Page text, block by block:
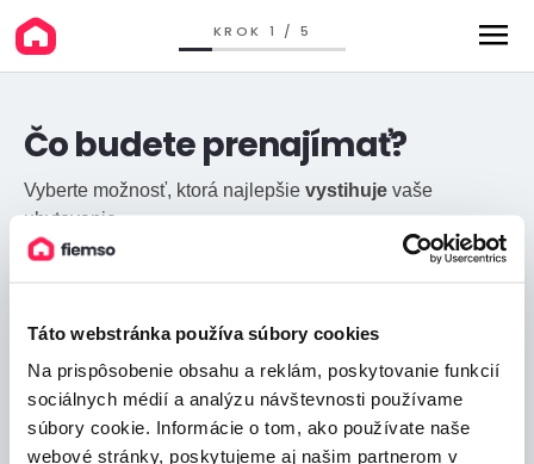
Táto webstránka používa súbory cookies
Na prispôsobenie obsahu a reklám, poskytovanie funkcií
sociálnych médií a analýzu návštevnosti používame
súbory cookie. Informácie o tom, ako používate naše
webové stránky, poskytujeme aj našim partnerom v
KROK 1 / 5
Čo budete prenajímať?
Vyberte možnosť, ktorá najlepšie vystihuje vaše
ubytovanie.
Apartmán / Byt na prenájom
Chata / Drevenica / Zrub